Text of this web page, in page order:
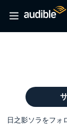
日之影ソラをフォ